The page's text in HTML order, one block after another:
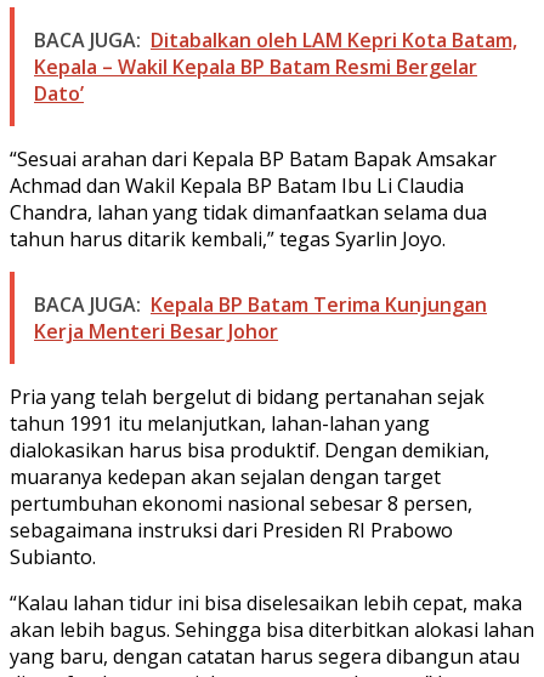
BACA JUGA: Ditabalkan oleh LAM Kepri Kota Batam,
Kepala – Wakil Kepala BP Batam Resmi Bergelar
Dato’
“Sesuai arahan dari Kepala BP Batam Bapak Amsakar
Achmad dan Wakil Kepala BP Batam Ibu Li Claudia
Chandra, lahan yang tidak dimanfaatkan selama dua
tahun harus ditarik kembali,” tegas Syarlin Joyo.
BACA JUGA: Kepala BP Batam Terima Kunjungan
Kerja Menteri Besar Johor
Pria yang telah bergelut di bidang pertanahan sejak
tahun 1991 itu melanjutkan, lahan-lahan yang
dialokasikan harus bisa produktif. Dengan demikian,
muaranya kedepan akan sejalan dengan target
pertumbuhan ekonomi nasional sebesar 8 persen,
sebagaimana instruksi dari Presiden RI Prabowo
Subianto.
“Kalau lahan tidur ini bisa diselesaikan lebih cepat, maka
akan lebih bagus. Sehingga bisa diterbitkan alokasi lahan
yang baru, dengan catatan harus segera dibangun atau